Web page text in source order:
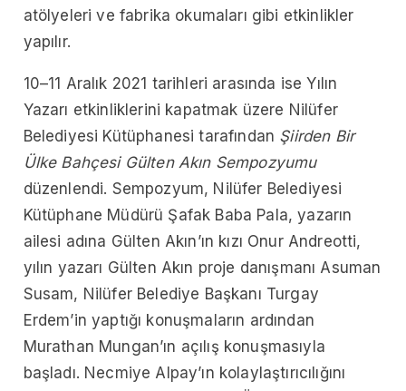
atölyeleri ve fabrika okumaları gibi etkinlikler
yapılır.
10–11 Aralık 2021 tarihleri arasında ise Yılın
Yazarı etkinliklerini kapatmak üzere Nilüfer
Belediyesi Kütüphanesi tarafından Şiirden Bir
Ülke Bahçesi Gülten Akın Sempozyumu
düzenlendi. Sempozyum, Nilüfer Belediyesi
Kütüphane Müdürü Şafak Baba Pala, yazarın
ailesi adına Gülten Akın’ın kızı Onur Andreotti,
yılın yazarı Gülten Akın proje danışmanı Asuman
Susam, Nilüfer Belediye Başkanı Turgay
Erdem’in yaptığı konuşmaların ardından
Murathan Mungan’ın açılış konuşmasıyla
başladı. Necmiye Alpay’ın kolaylaştırıcılığını